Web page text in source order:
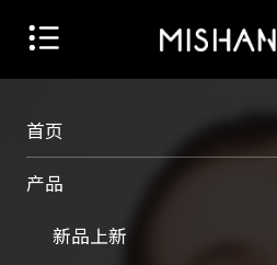
首页
产品
新品上新